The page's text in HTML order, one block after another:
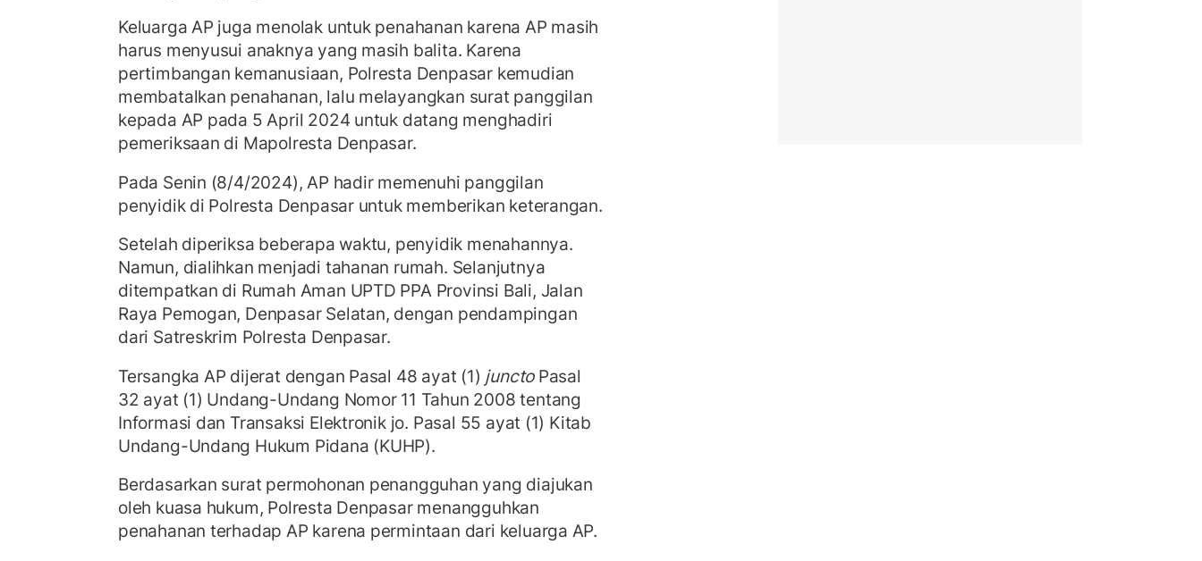
Keluarga AP juga menolak untuk penahanan karena AP masih
harus menyusui anaknya yang masih balita. Karena
pertimbangan kemanusiaan, Polresta Denpasar kemudian
membatalkan penahanan, lalu melayangkan surat panggilan
kepada AP pada 5 April 2024 untuk datang menghadiri
pemeriksaan di Mapolresta Denpasar.
Pada Senin (8/4/2024), AP hadir memenuhi panggilan
penyidik di Polresta Denpasar untuk memberikan keterangan.
Setelah diperiksa beberapa waktu, penyidik menahannya.
Namun, dialihkan menjadi tahanan rumah. Selanjutnya
ditempatkan di Rumah Aman UPTD PPA Provinsi Bali, Jalan
Raya Pemogan, Denpasar Selatan, dengan pendampingan
dari Satreskrim Polresta Denpasar.
Tersangka AP dijerat dengan Pasal 48 ayat (1) junctoPasal
32 ayat (1) Undang-Undang Nomor 11 Tahun 2008 tentang
Informasi dan Transaksi Elektronik jo. Pasal 55 ayat (1) Kitab
Undang-Undang Hukum Pidana (KUHP).
Berdasarkan surat permohonan penangguhan yang diajukan
oleh kuasa hukum, Polresta Denpasar menangguhkan
penahanan terhadap AP karena permintaan dari keluarga AP.